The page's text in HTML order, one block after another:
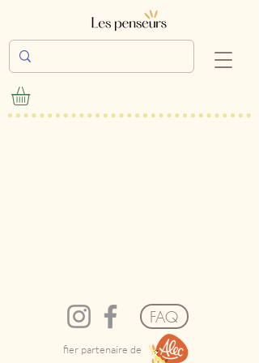
FAQ
fier partenaire de